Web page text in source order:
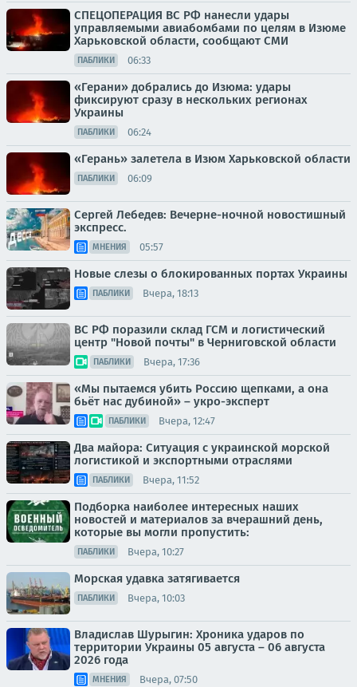
СПЕЦОПЕРАЦИЯ ВС РФ нанесли удары
управляемыми авиабомбами по целям в Изюме
Харьковской области, сообщают СМИ
ПАБЛИКИ 06:33
«Герани» добрались до Изюма: удары
фиксируют сразу в нескольких регионах
Украины
ПАБЛИКИ 06:24
«Герань» залетела в Изюм Харьковской области
ПАБЛИКИ 06:09
Сергей Лебедев: Вечерне-ночной новостишный
экспресс.
МНЕНИЯ 05:57
Новые слезы о блокированных портах Украины
ПАБЛИКИ Вчера, 18:13
ВС РФ поразили склад ГСМ и логистический
центр "Новой почты" в Черниговской области
ПАБЛИКИ Вчера, 17:36
«Мы пытаемся убить Россию щепками, а она
бьёт нас дубиной» – укро-эксперт
ПАБЛИКИ Вчера, 12:47
Два майора: Ситуация с украинской морской
логистикой и экспортными отраслями
ПАБЛИКИ Вчера, 11:52
Подборка наиболее интересных наших
новостей и материалов за вчерашний день,
которые вы могли пропустить:
ПАБЛИКИ Вчера, 10:27
Морская удавка затягивается
ПАБЛИКИ Вчера, 10:03
Владислав Шурыгин: Хроника ударов по
территории Украины 05 августа – 06 августа
2026 года
МНЕНИЯ Вчера, 07:50